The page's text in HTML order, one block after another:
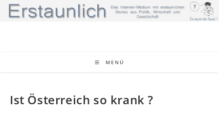
Zum
Inhalt
MENÜ
Ist Österreich so krank ?